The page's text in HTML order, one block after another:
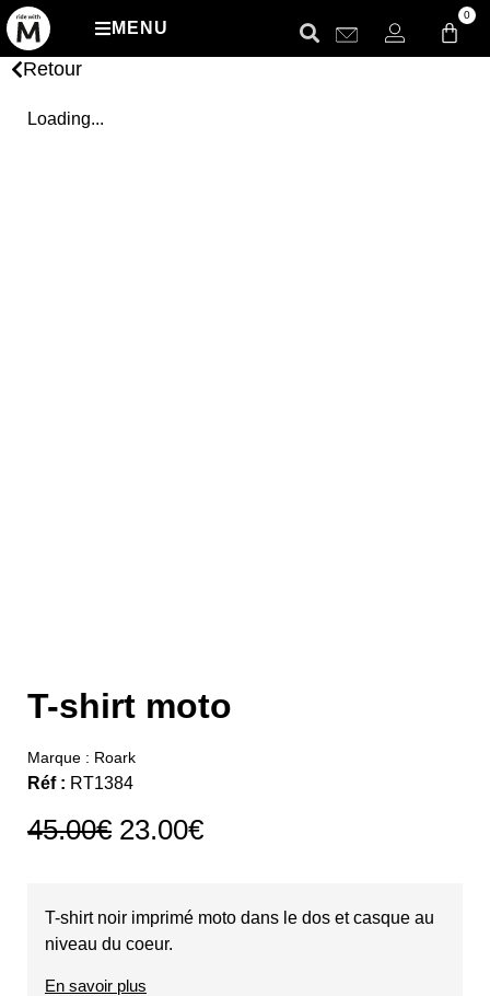
MENU
0
Retour
Loading...
T-shirt moto
Marque : Roark
Réf : RT1384
45.00€ 23.00€
T-shirt noir imprimé moto dans le dos et casque au
niveau du coeur.
En savoir plus